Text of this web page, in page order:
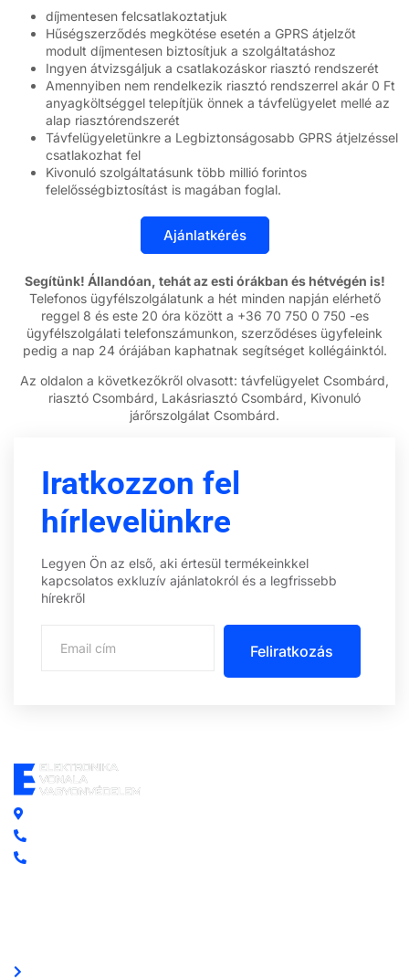
díjmentesen felcsatlakoztatjuk
Hűségszerződés megkötése esetén a GPRS átjelzőt
modult díjmentesen biztosítjuk a szolgáltatáshoz
Ingyen átvizsgáljuk a csatlakozáskor riasztó rendszerét
Amennyiben nem rendelkezik riasztó rendszerrel akár 0 Ft
anyagköltséggel telepítjük önnek a távfelügyelet mellé az
alap riasztórendszerét
Távfelügyeletünkre a Legbiztonságosabb GPRS átjelzéssel
csatlakozhat fel
Kivonuló szolgáltatásunk több millió forintos
felelősségbiztosítást is magában foglal.
Segítünk! Állandóan, tehát az esti órákban és hétvégén is!
Telefonos ügyfélszolgálatunk a hét minden napján elérhető
reggel 8 és este 20 óra között a +36 70 750 0 750 -es
ügyfélszolgálati telefonszámunkon, szerződéses ügyfeleink
pedig a nap 24 órájában kaphatnak segítséget kollégáinktól.
Az oldalon a következőkről olvasott: távfelügyelet Csombárd,
riasztó Csombárd, Lakásriasztó Csombárd, Kivonuló
járőrszolgálat Csombárd.
Iratkozzon fel
hírlevelünkre
Legyen Ön az első, aki értesül termékeinkkel
kapcsolatos exkluzív ajánlatokról és a legfrissebb
hírekről
Feliratkozás